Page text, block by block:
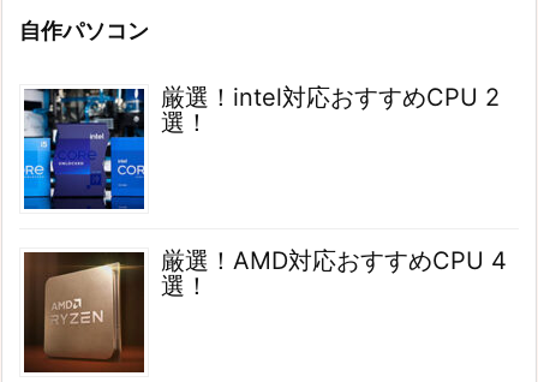
自作パソコン
厳選！intel対応おすすめCPU 2
選！
厳選！AMD対応おすすめCPU 4
選！